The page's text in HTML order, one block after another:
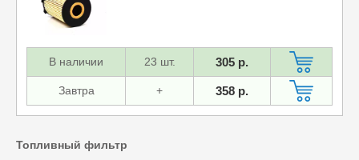
В наличии 23 шт. 305 р.
Завтра + 358 р.
Топливный фильтр